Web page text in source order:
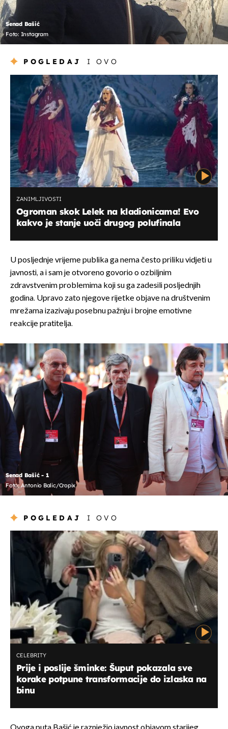
Senad Bašić
Foto: Instagram
POGLEDAJ I OVO
ZANIMLJIVOSTI
Ogroman skok Lelek na kladionicama! Evo
kakvo je stanje uoči drugog polufinala
U posljednje vrijeme publika ga nema često priliku vidjeti u
javnosti, a i sam je otvoreno govorio o ozbiljnim
zdravstvenim problemima koji su ga zadesili posljednjih
godina. Upravo zato njegove rijetke objave na društvenim
mrežama izazivaju posebnu pažnju i brojne emotivne
reakcije pratitelja.
Senad Bašić - 1
Foto: Antonio Balic/Cropix
POGLEDAJ I OVO
CELEBRITY
Prije i poslije šminke: Šuput pokazala sve
korake potpune transformacije do izlaska na
binu